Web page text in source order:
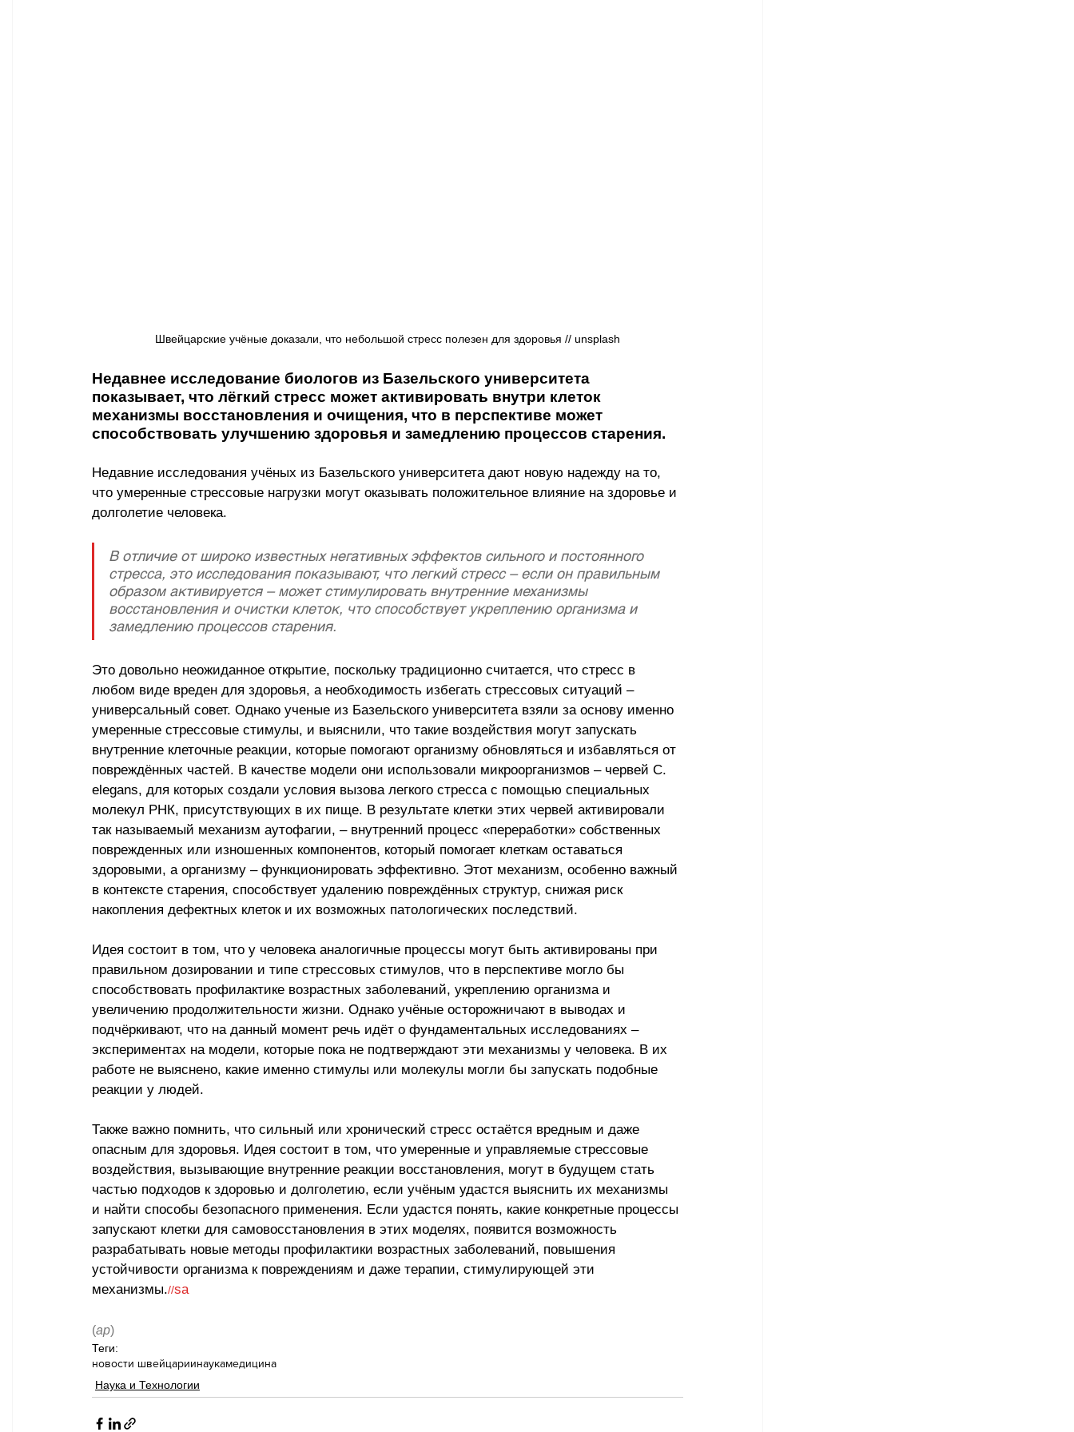
Швейцарские учёные доказали, что небольшой стресс полезен для здоровья // unsplash
Недавнее исследование биологов из Базельского университета
показывает, что лёгкий стресс может активировать внутри клеток
механизмы восстановления и очищения, что в перспективе может
способствовать улучшению здоровья и замедлению процессов старения.
Недавние исследования учёных из Базельского университета дают новую надежду на то,
что умеренные стрессовые нагрузки могут оказывать положительное влияние на здоровье и
долголетие человека.
В отличие от широко известных негативных эффектов сильного и постоянного
стресса, это исследования показывают, что легкий стресс – если он правильным
образом активируется – может стимулировать внутренние механизмы
восстановления и очистки клеток, что способствует укреплению организма и
замедлению процессов старения.
Это довольно неожиданное открытие, поскольку традиционно считается, что стресс в
любом виде вреден для здоровья, а необходимость избегать стрессовых ситуаций –
универсальный совет. Однако ученые из Базельского университета взяли за основу именно
умеренные стрессовые стимулы, и выяснили, что такие воздействия могут запускать
внутренние клеточные реакции, которые помогают организму обновляться и избавляться от
повреждённых частей. В качестве модели они использовали микроорганизмов – червей C.
elegans, для которых создали условия вызова легкого стресса с помощью специальных
молекул РНК, присутствующих в их пище. В результате клетки этих червей активировали
так называемый механизм аутофагии, – внутренний процесс «переработки» собственных
поврежденных или изношенных компонентов, который помогает клеткам оставаться
здоровыми, а организму – функционировать эффективно. Этот механизм, особенно важный
в контексте старения, способствует удалению повреждённых структур, снижая риск
накопления дефектных клеток и их возможных патологических последствий.
Идея состоит в том, что у человека аналогичные процессы могут быть активированы при
правильном дозировании и типе стрессовых стимулов, что в перспективе могло бы
способствовать профилактике возрастных заболеваний, укреплению организма и
увеличению продолжительности жизни. Однако учёные осторожничают в выводах и
подчёркивают, что на данный момент речь идёт о фундаментальных исследованиях –
экспериментах на модели, которые пока не подтверждают эти механизмы у человека. В их
работе не выяснено, какие именно стимулы или молекулы могли бы запускать подобные
реакции у людей.
Также важно помнить, что сильный или хронический стресс остаётся вредным и даже
опасным для здоровья. Идея состоит в том, что умеренные и управляемые стрессовые
воздействия, вызывающие внутренние реакции восстановления, могут в будущем стать
частью подходов к здоровью и долголетию, если учёным удастся выяснить их механизмы
и найти способы безопасного применения. Если удастся понять, какие конкретные процессы
запускают клетки для самовосстановления в этих моделях, появится возможность
разрабатывать новые методы профилактики возрастных заболеваний, повышения
устойчивости организма к повреждениям и даже терапии, стимулирующей эти
механизмы.//sa
(ар)
Теги:
новости швейцариинаукамедицина
Наука и Технологии